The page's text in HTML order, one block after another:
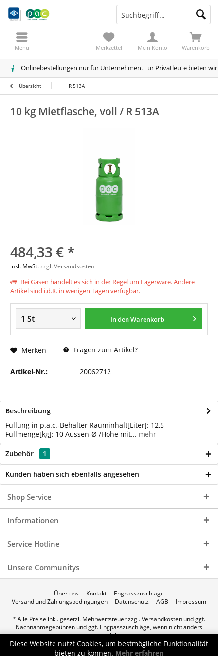
Onlinebestellungen nur für Unternehmen. Für Privatleute bieten
Warenkorb
Merkzettel Mein Konto
Menü
Übersicht R 513A
10 kg Mietflasche, voll / R 513A
484,33 € *
inkl. MwSt.zzgl. Versandkosten
Bei Gasen handelt es sich in der Regel um Lagerware. Andere
Artikel sind i.d.R. in wenigen Tagen verfügbar.
In denWarenkorb
Merken Fragen zum Artikel?
Artikel-Nr.: 20062712
Beschreibung
Füllüng in p.a.c.-Behälter Rauminhalt[Liter]: 12,5
Füllmenge[kg]: 10 Aussen-Ø /Höhe mit... mehr
Zubehör 1
Kunden haben sich ebenfalls angesehen
Shop Service
Informationen
Service Hotline
Unsere Communitys
Über uns Kontakt
Engpasszuschläge
Versand und Zahlungsbedingungen
Datenschutz AGB Impressum
* Alle Preise inkl. gesetzl. Mehrwertsteuer zzgl.Versandkosten und ggf.
Nachnahmegebühren und ggf. Engpasszuschläge, wenn nicht anders
beschrieben.
© 2026 p.a.c. Gasservice GmbH - All Rights Reserved. Theme by
ThemeWare®
Diese Website nutzt Cookies, um bestmögliche Funktionalität
bieten zu können. Mehr erfahren